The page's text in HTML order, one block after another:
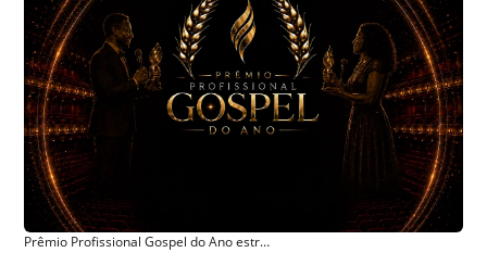
Prêmio Profissional Gospel do Ano estreia em São Paulo (SP)